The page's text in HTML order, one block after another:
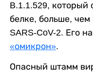
B.1.1.529, который
белке, больше,
SARS-CoV-2. Его
«омикрон».
Опасный штамм